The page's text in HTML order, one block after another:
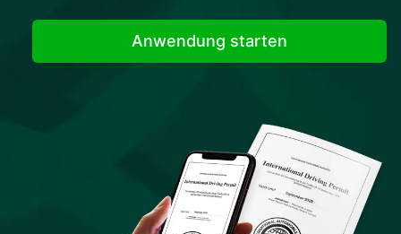
Anwendung starten